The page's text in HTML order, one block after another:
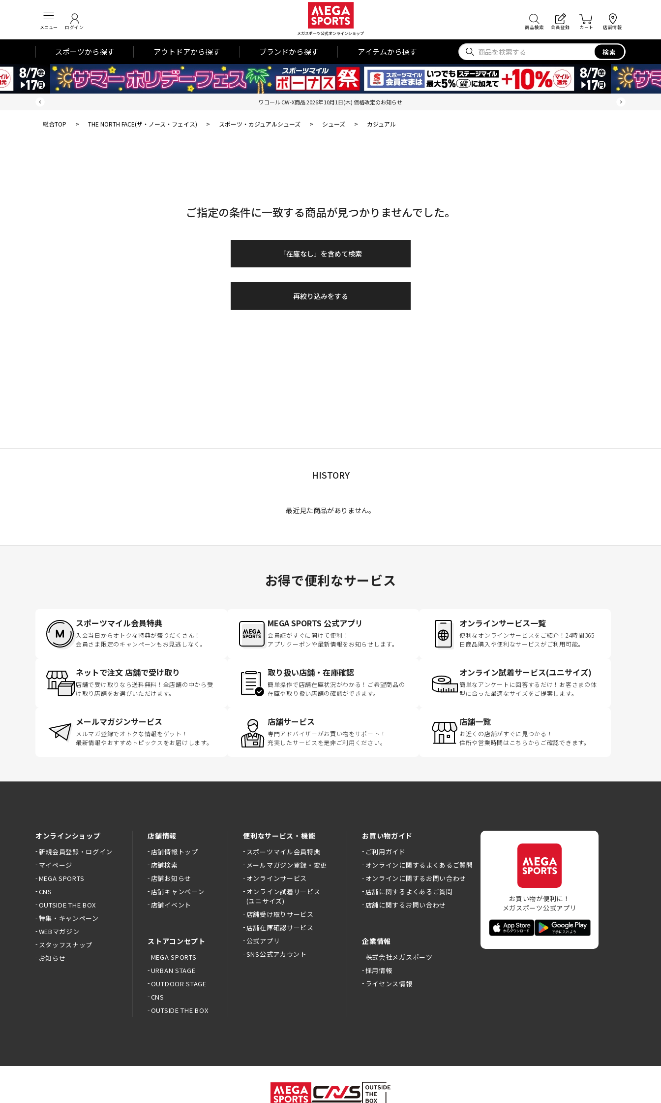
メニュー ログイン
メガスポーツ公式オンラインショップ
商品検索 会員登録 カート 店舗情報
スポーツから探す アウトドアから探す ブランドから探す アイテムから探す 検索
ワコール CW-X商品 2026年10月1日(木) 価格改定のお知らせ
総合TOP > THE NORTH FACE(ザ・ノース・フェイス) > スポーツ・カジュアルシューズ > シューズ > カジュアル
ご指定の条件に一致する商品が見つかりませんでした。
「在庫なし」を含めて検索
再絞り込みをする
HISTORY
最近見た商品がありません。
お得で便利なサービス
スポーツマイル会員特典
入会当日からオトクな特典が盛りだくさん！
会員さま限定のキャンペーンもお見逃しなく。
MEGA SPORTS 公式アプリ
会員証がすぐに開けて便利！
アプリクーポンや最新情報をお知らせします。
オンラインサービス一覧
便利なオンラインサービスをご紹介！24時間365
日商品購入や便利なサービスがご利用可能。
ネットで注文 店舗で受け取り
店舗で受け取りなら送料無料！全店舗の中から受
け取り店舗をお選びいただけます。
取り扱い店舗・在庫確認
簡単操作で店舗在庫状況がわかる！ご希望商品の
在庫や取り扱い店舗の確認ができます。
オンライン試着サービス(ユニサイズ)
簡単なアンケートに回答するだけ！お客さまの体
型に合った最適なサイズをご提案します。
メールマガジンサービス
メルマガ登録でオトクな情報をゲット！
最新情報やおすすめトピックスをお届けします。
店舗サービス
専門アドバイザーがお買い物をサポート！
充実したサービスを是非ご利用ください。
店舗一覧
お近くの店舗がすぐに見つかる！
住所や営業時間はこちらからご確認できます。
オンラインショップ
新規会員登録・ログイン
マイページ
MEGA SPORTS
CNS
OUTSIDE THE BOX
特集・キャンペーン
WEBマガジン
スタッフスナップ
お知らせ
店舗情報
店舗情報トップ
店舗検索
店舗お知らせ
店舗キャンペーン
店舗イベント
ストアコンセプト
MEGA SPORTS
URBAN STAGE
OUTDOOR STAGE
CNS
OUTSIDE THE BOX
便利なサービス・機能
スポーツマイル会員特典
メールマガジン登録・変更
オンラインサービス
オンライン試着サービス
(ユニサイズ)
店舗受け取りサービス
店舗在庫確認サービス
公式アプリ
SNS公式アカウント
お買い物ガイド
ご利用ガイド
オンラインに関するよくあるご質問
オンラインに関するお問い合わせ
店舗に関するよくあるご質問
店舗に関するお問い合わせ
企業情報
株式会社メガスポーツ
採用情報
ライセンス情報
お買い物が便利に！
メガスポーツ公式アプリ